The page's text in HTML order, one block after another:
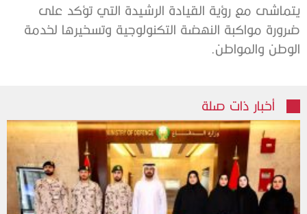
يتماشى مع رؤية القيادة الرشيدة التي تؤكد على
ضرورة مواكبة النهضة التكنولوجية وتسخيرها لخدمة
الوطن والمواطن.
أخبار ذات صلة